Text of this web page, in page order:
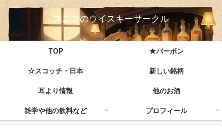
スニフのウイスキーサークル
TOP
★バーボン
☆スコッチ・日本
新しい銘柄
耳より情報
他のお酒
雑学や他の飲料など
プロフィール